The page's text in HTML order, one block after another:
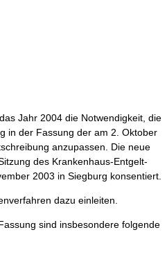
Jahr 2004 die Notwendigkeit, die
in der Fassung der am 2. Oktober
anzupassen. Die neue
des Krankenhaus-Entgelt-
2003 in Siegburg konsentiert.
dazu einleiten.
sind insbesondere folgende